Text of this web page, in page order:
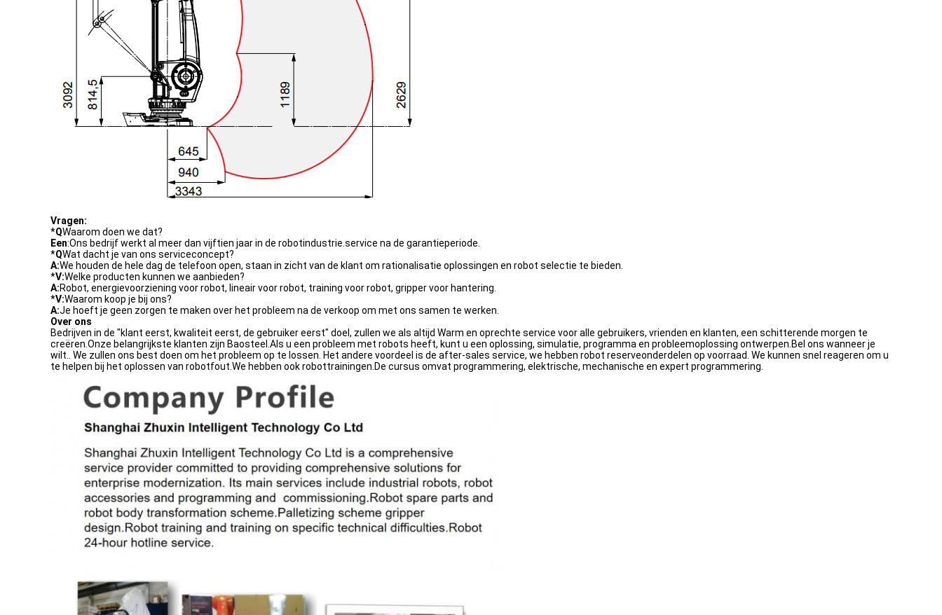
Vragen:
*QWaarom doen we dat?
Een:Ons bedrijf werkt al meer dan vijftien jaar in de robotindustrie.service na de garantieperiode.
*QWat dacht je van ons serviceconcept?
A:We houden de hele dag de telefoon open, staan in zicht van de klant om rationalisatie oplossingen en robot selectie te bieden.
*V:Welke producten kunnen we aanbieden?
A:Robot, energievoorziening voor robot, lineair voor robot, training voor robot, gripper voor hantering.
*V:Waarom koop je bij ons?
A:Je hoeft je geen zorgen te maken over het probleem na de verkoop om met ons samen te werken.
Over ons
Bedrijven in de "klant eerst, kwaliteit eerst, de gebruiker eerst" doel, zullen we als altijd Warm en oprechte service voor alle gebruikers, vrienden en klanten, een schitterende morgen te
creëren.Onze belangrijkste klanten zijn Baosteel.Als u een probleem met robots heeft, kunt u een oplossing, simulatie, programma en probleemoplossing ontwerpen.Bel ons wanneer je
wilt.. We zullen ons best doen om het probleem op te lossen. Het andere voordeel is de after-sales service, we hebben robot reserveonderdelen op voorraad. We kunnen snel reageren om u
te helpen bij het oplossen van robotfout.We hebben ook robottrainingen.De cursus omvat programmering, elektrische, mechanische en expert programmering.